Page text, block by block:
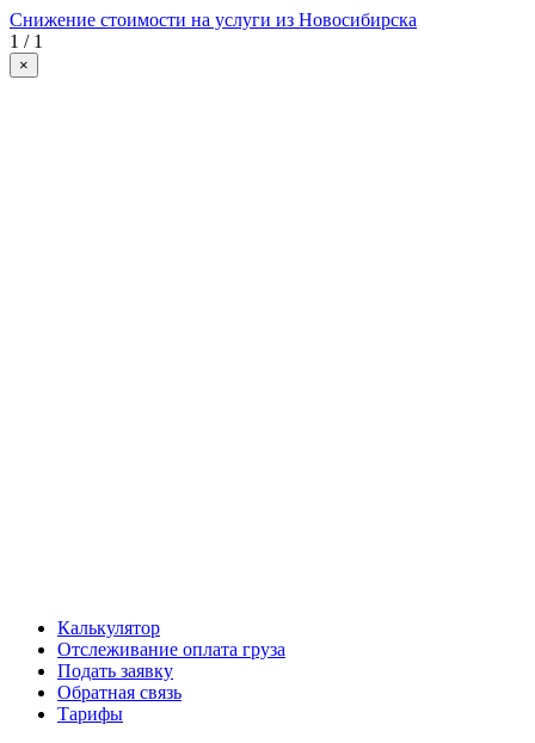
Снижение стоимости на услуги из Новосибирска
1 / 1
×
Калькулятор
Отслеживание оплата груза
Подать заявку
Обратная связь
Тарифы